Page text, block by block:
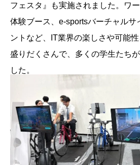
フェスタ』も実施されました。ワ
体験ブース、e-sportsバーチャルサ
ントなど、IT業界の楽しさや可能
盛りだくさんで、多くの学生たち
した。